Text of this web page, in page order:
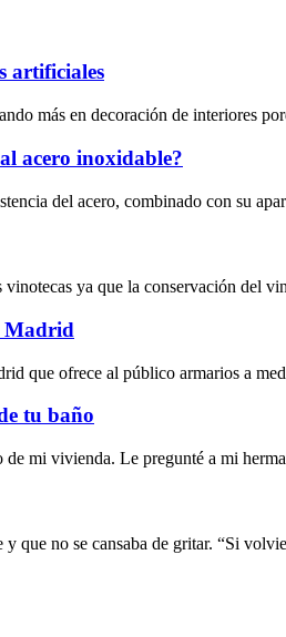
artificiales
más en decoración de interiores
acero inoxidable?
del acero, combinado con su
ya que la conservación del
Madrid
que ofrece al público armarios a
tu baño
mi vivienda. Le pregunté a mi
que no se cansaba de gritar. “Si